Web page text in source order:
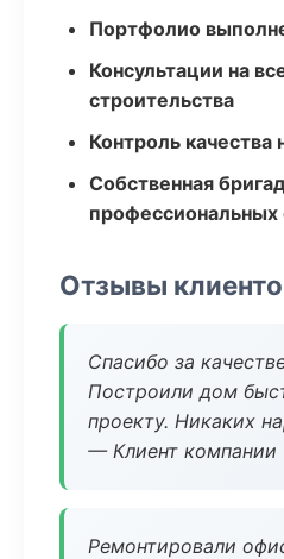
Портфолио
Консультации на
строительства
Контроль качества
Собственная
профессиональных
Отзывы
Спасибо за
Построили дом
проекту. Никаких
— Клиент компании
Ремонтировали